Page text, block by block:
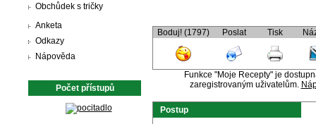
Obchůdek s tričky
Anketa
Odkazy
Nápověda
Počet přístupů
Boduj! (1797) Poslat Tisk
Funkce "Moje Recepty" je
zaregistrovaným uživatelům.
Postup